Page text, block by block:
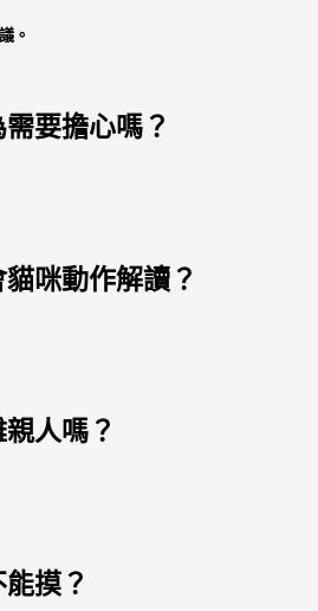
。
要擔心嗎？
咪動作解讀？
人嗎？
摸？